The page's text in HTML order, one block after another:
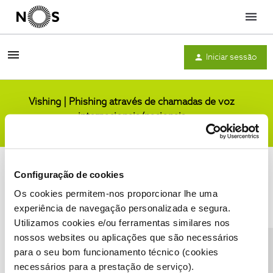
Configuração de cookies
Os cookies permitem-nos proporcionar lhe uma
experiência de navegação personalizada e segura.
Utilizamos cookies e/ou ferramentas similares nos
nossos websites ou aplicações que são necessários
para o seu bom funcionamento técnico (cookies
necessários para a prestação de serviço).
Menu
Iniciar sessão
Vishing | Phishing através de chamadas de voz
internacionais/nacionais
Condições do Fórum NOS Accessibility statement